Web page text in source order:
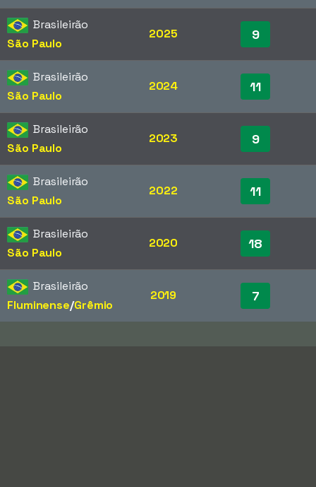
Brasileirão
São Paulo
2025 9
Brasileirão
São Paulo
2024 11
Brasileirão
São Paulo
2023 9
Brasileirão
São Paulo
2022 11
Brasileirão
São Paulo
2020 18
Brasileirão
Fluminense/​Grêmio
2019 7